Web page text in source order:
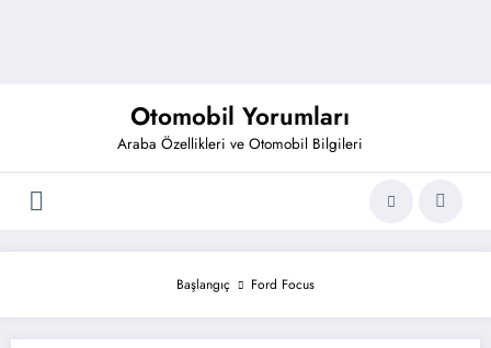
Otomobil Yorumları
Araba Özellikleri ve Otomobil Bilgileri
Başlangıç Ford Focus